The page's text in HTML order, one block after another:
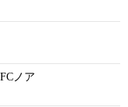
ノア